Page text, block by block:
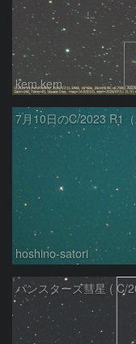
kem.kem
hoshino-satori